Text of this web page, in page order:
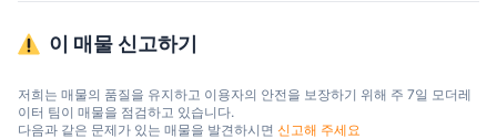
이 매물 신고하기
저희는 매물의 품질을 유지하고 이용자의 안전을 보장하기 위해 주 7일 모더레
이터 팀이 매물을 점검하고 있습니다.
다음과 같은 문제가 있는 매물을 발견하시면 신고해 주세요